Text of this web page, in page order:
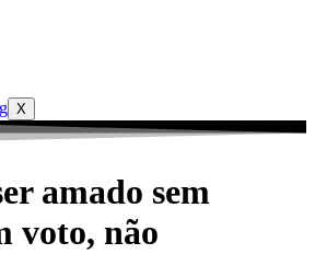
X
amado sem
voto, não